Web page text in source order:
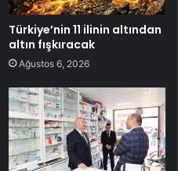
Türkiye’nin 11 ilinin altından
altın fışkıracak
Ağustos 6, 2026